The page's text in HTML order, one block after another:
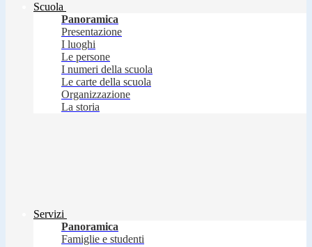
Scuola
Panoramica
Presentazione
I luoghi
Le persone
I numeri della scuola
Le carte della scuola
Organizzazione
La storia
Servizi
Panoramica
Famiglie e studenti